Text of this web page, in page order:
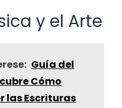
y el Arte
Guía del
Cómo
las Escrituras